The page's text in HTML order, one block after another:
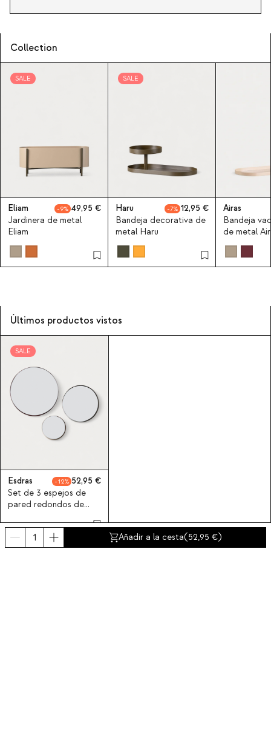
Añadir a la cesta(52,95 )
Collection
SALE
Eliam 9
49,95
Jardinera de metal
Eliam
SALE
Haru 7
12,95
Bandeja decorativa de
metal Haru
Airas
Bandeja
de metal
Últimos productos vistos
SALE
Esdras 12
52,95
Set de 3 espejos de
pared redondos de